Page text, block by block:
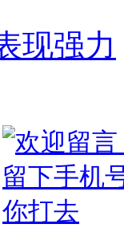
现强力